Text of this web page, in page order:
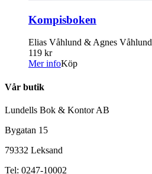
Kompisboken
Elias Våhlund & Agnes Våhlund
119 kr
Mer infoKöp
Vår butik
Lundells Bok & Kontor AB
Bygatan 15
79332 Leksand
Tel: 0247-10002